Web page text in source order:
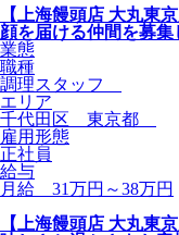
【上海饅頭店 大丸東
顔を届ける仲間を募集
業態
職種
調理スタッフ
エリア
千代田区 東京都
雇用形態
正社員
給与
月給 31万円～38万円
【上海饅頭店 大丸東